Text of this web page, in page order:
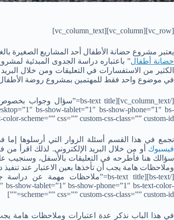
[vc_row][vc_column][vc_column_text]
يعتبر مشروع حضانة الأطفال أحد المشاريع الصغيرة
حضانة أطفال” باعتباره دراسة الجدوى المبدئية
الكثير من الاستفسارات في التعليقات ومن خلال
في موضوع واحد فقط للمهتمين بمشروع روضة الأطفال
bs-show-tablet=”1″ bs-show-phone=”1″ bs-
scheme=”” css=”” custom-css-class=”” custom-id=””]
نجمع في هذا القسم أسئلة الزوار التي أرسلوها إما
فيسبوك أو من خلال البريد الإلكتروني. لذلك اقرأ
سؤالك هنا فأطرحه في التعليقات بالأسفل، وسنجيب
وملاحظات هامة يجب أن تأخذها بعين الاعتبار عند
bs-show-tablet=”1″ bs-show-phone=”1″ bs-text-color-
scheme=”” css=”” custom-css-class=”” custom-id=””]
في هذا الباب نذكر عدة اعتبارات وملاحظات هامة